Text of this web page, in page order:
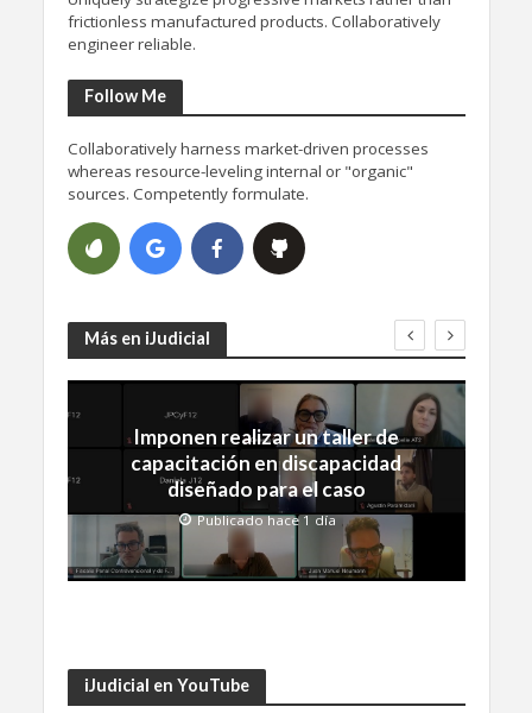
frictionless manufactured products. Collaboratively
engineer reliable.
Follow Me
Collaboratively harness market-driven processes
whereas resource-leveling internal or "organic"
sources. Competently formulate.
Más en iJudicial
Imponen realizar un taller de
capacitación en discapacidad
diseñado para el caso
Publicado hace 1 día
iJudicial en YouTube